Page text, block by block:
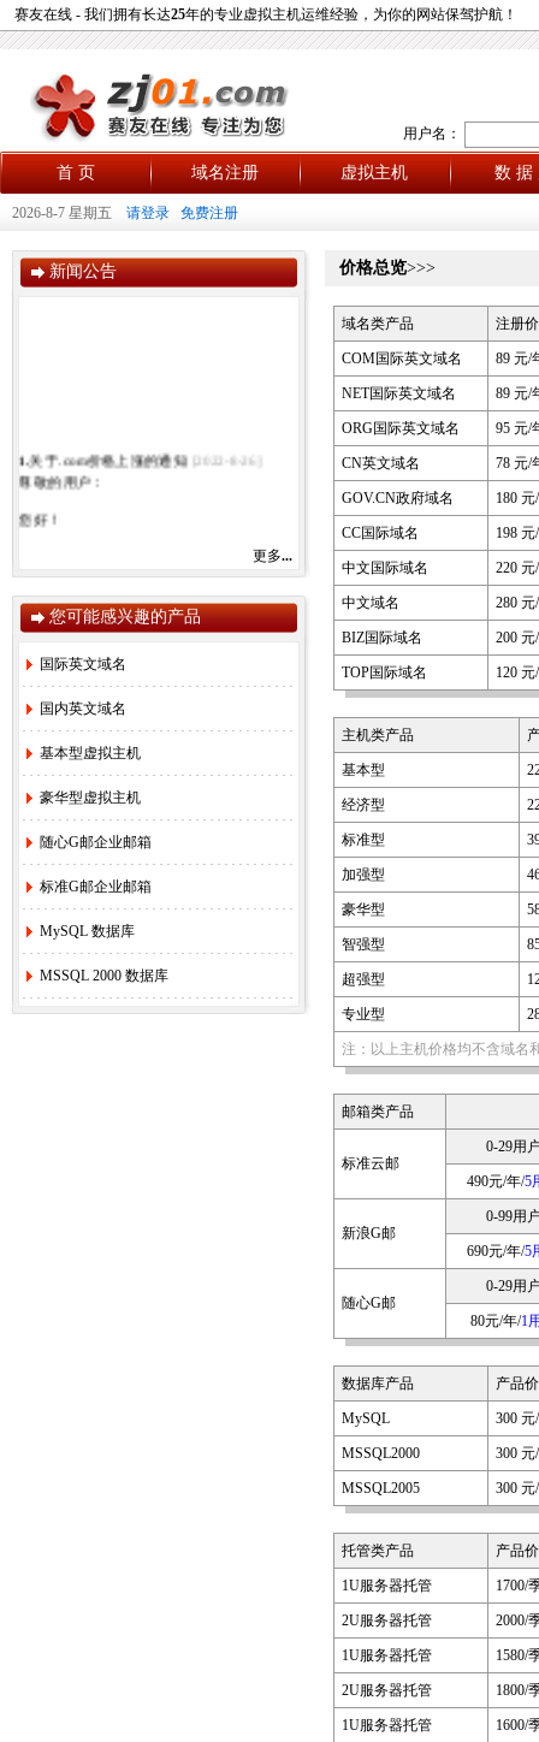
赛友在线 - 我们拥有长达25年的专业虚拟主机运维经验，为你的网站保驾护航！
用户名：
首 页 域名注册 虚拟主机 数 据
2026-8-7 星期五 请登录 免费注册
新闻公告
1.关于.com价格上涨的通知 [2022-8-26]
尊敬的用户：
您好！
感谢您一直以来对赛友在线的关注和支持！
由于注册局成本上涨，我司将于2022年9月1
日开始对.com后缀域名注册和续费价格进行
调整。
.com注册首年以及续费上涨幅度5元/每年，
如果您需要使用，管理以上业务，敬请您提
早办理，谢谢!
赛友在线
2022年08月26日
2.关于《全面实行域名实名制》的紧急通
知！ [2022-6-23]
3.关于.com价格调整的通知
4. 香港独享服务器69硬件升级通知！
3-24]
5.香港服务器机房线路升级维护通知
更多...
您可能感兴趣的产品
国际英文域名
国内英文域名
基本型虚拟主机
豪华型虚拟主机
随心G邮企业邮箱
标准G邮企业邮箱
MySQL 数据库
MSSQL 2000 数据库
价格总览>>>
域名类产品 注册
COM国际英文域名 89 元/
NET国际英文域名 89 元/
ORG国际英文域名 95 元/
CN英文域名 78 元/
GOV.CN政府域名 180 元
CC国际域名 198 元
中文国际域名 220 元
中文域名 280 元
BIZ国际域名 200 元
TOP国际域名 120 元
主机类产品
基本型
经济型
标准型
加强型
豪华型
智强型
超强型
专业型
注：以上主机价格均不含域名
邮箱类产品
标准云邮
0-29用
490元/年/5
新浪G邮
0-99用
690元/年/5
随心G邮
0-29用
80元/年/1
数据库产品 产品
MySQL 300 元
MSSQL2000 300 元
MSSQL2005 300 元
托管类产品 产品
1U服务器托管 1700/
2U服务器托管 2000/
1U服务器托管 1580/
2U服务器托管 1800/
1U服务器托管 1600/